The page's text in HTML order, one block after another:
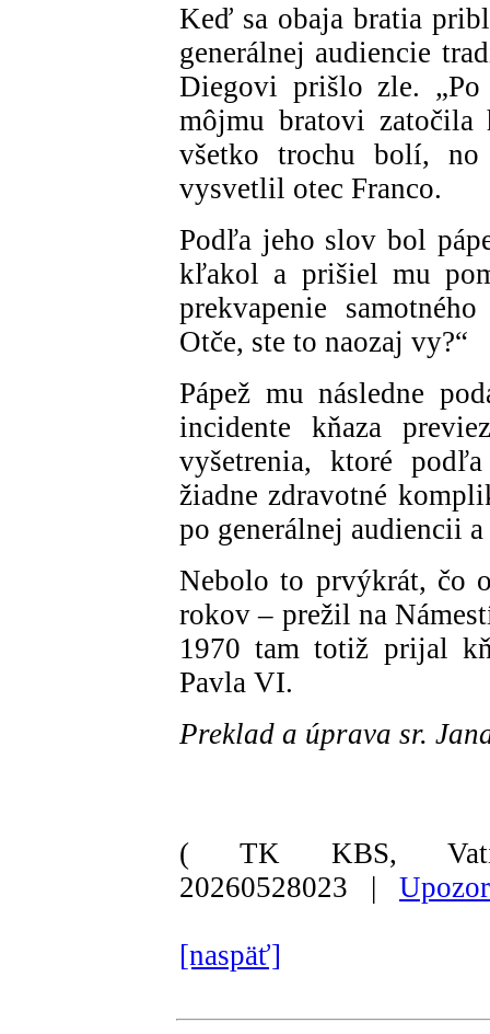
Keď sa obaja bratia
generálnej audiencie
Diegovi prišlo zle.
môjmu bratovi zatočila
všetko trochu bolí,
vysvetlil otec Franco.
Podľa jeho slov bol
kľakol a prišiel mu
prekvapenie
Otče, ste to naozaj vy?“
Pápež mu následne
incidente kňaza
vyšetrenia, ktoré
žiadne zdravotné
po generálnej audiencii
Nebolo to prvýkrát, čo
rokov – prežil na
1970 tam totiž prijal
Pavla VI.
Preklad a úprava sr.
( TK KBS,
20260528023 |
[naspäť]